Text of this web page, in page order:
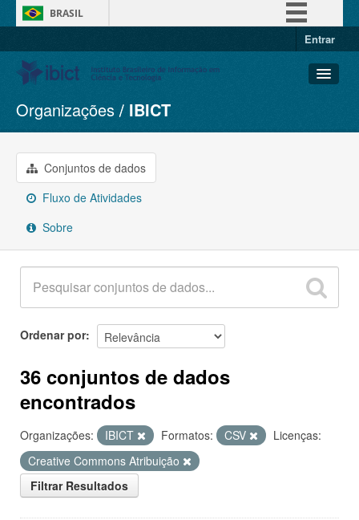
BRASIL
Entrar
Conjuntos de dados
Organizações
Grupos
Sobre
Organizações IBICT
Conjuntos de dados
Fluxo de Atividades
Sobre
Ordenar por
36 conjuntos de dados
encontrados
Organizações: IBICT Formatos: CSV
Licenças:
Creative Commons Atribuição
Filtrar Resultados